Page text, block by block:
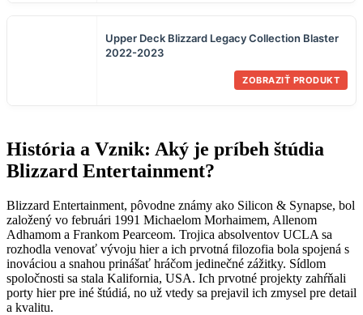
Upper Deck Blizzard Legacy Collection Blaster
2022-2023
ZOBRAZIŤ PRODUKT
História a Vznik: Aký je príbeh štúdia
Blizzard Entertainment?
Blizzard Entertainment, pôvodne známy ako Silicon & Synapse, bol
založený vo februári 1991 Michaelom Morhaimem, Allenom
Adhamom a Frankom Pearceom. Trojica absolventov UCLA sa
rozhodla venovať vývoju hier a ich prvotná filozofia bola spojená s
inováciou a snahou prinášať hráčom jedinečné zážitky. Sídlom
spoločnosti sa stala Kalifornia, USA. Ich prvotné projekty zahŕňali
porty hier pre iné štúdiá, no už vtedy sa prejavil ich zmysel pre detail
a kvalitu.